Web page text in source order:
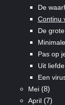
De
Continu
De
Pas op
Uit
Een
Mei(8)
April(7)